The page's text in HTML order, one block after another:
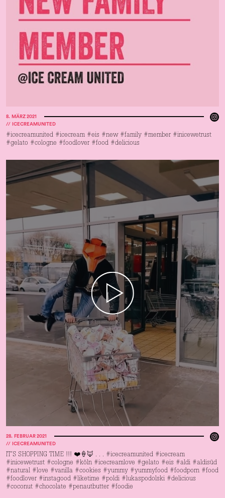
8. MÄRZ 2021
// ICECREAMUNITED
#icecreamunited #icecream #eis #new #family #member #inicewetrust
#gelato #cologne #foodlover #food #delicious
28. FEBRUAR 2021
// ICECREAMUNITED
IT’S SHOPPING TIME !!! ❤️🍦🦊 . . . #icecreamunited #icecream
#inicewetrust #cologne #köln #icecreamlove #gelato #eis #aldi #aldisüd
#natural #love #vanilla #cookies #yummy #yummyfood #foodporn #food
#foodlover #instagood #liketime #poldi #lukaspodolski #delicious
#coconut #chocolate #penautbutter #foodie